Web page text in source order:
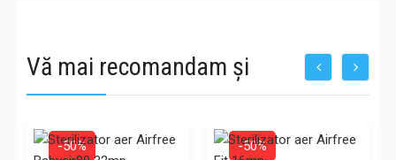
Vă mai recomandam și
-50% -50%